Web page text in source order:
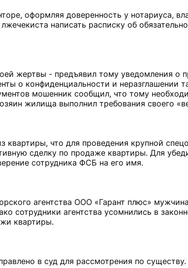
оформляя доверенность у нотариуса,
написать расписку об
жертвы - предъявил тому уведомления о
о конфиденциальности и неразглашении
мошенник сообщил, что тому
жилища выполнил требования своего
что для проведения крупной
сделку по продаже квартиры. Для
сотрудника ФСБ на его имя.
агентства ООО «Гарант плюс»
сотрудники агентства усомнились в
квартиры.
в суд для рассмотрения по существу.